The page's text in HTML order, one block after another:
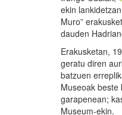
ekin
Muro”
dauden
Erakusketan,
geratu diren
batzuen
Museoak
garapenean;
Museum-ekin.